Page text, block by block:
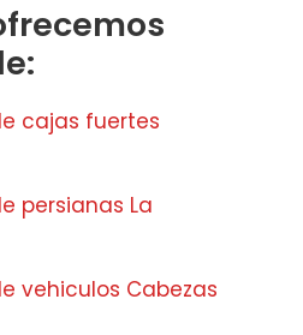
cajas fuertes
persianas La
vehiculos Cabezas